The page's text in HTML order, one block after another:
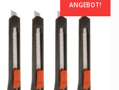
ANGEBOT!